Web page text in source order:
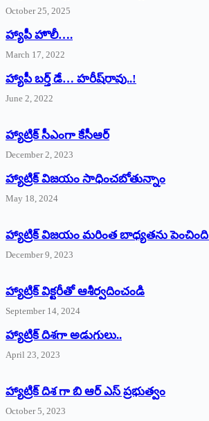
October 25, 2025
హ్యాపీ హొలీ….
March 17, 2022
హ్యాపీ బర్త్ ‌డే… హరీష్‌రావు..!
June 2, 2022
హ్యాట్రిక్‌ ‌సీఎంగా కేసీఆర్‌
December 2, 2023
హ్యాట్రిక్‌ విజయం సాధించబోతున్నాం
May 18, 2024
హ్యాట్రిక్ విజయం మరింత బాధ్యతను పెంచింది
December 9, 2023
హ్యాట్రిక్‌ ‌విక్టరీతో ఆశీర్వదించండి
September 14, 2024
‌హ్యాట్రిక్‌ ‌దిశగా అడుగులు..
April 23, 2023
హ్యాట్రిక్ దిశ గా బి ఆర్ ఎస్ ప్రభుత్వం
October 5, 2023